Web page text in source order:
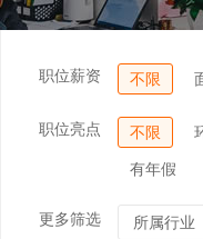
职位薪资 不限
职位亮点 不限
有年假
更多筛选 所属行业